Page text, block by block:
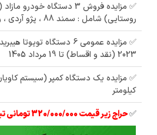
✅ مزایده فروش 3 دستگاه
روستایی) شامل : سمند 88 ، پژو آردی ، وانت پیکان 86
✅ مزایده عمومی 6 دستگاه
2023 (نقد و اقساط) تا 19 مرداد 1405
کیلومتر
✅حراج زیر قیمت 320/000/000 تومانی تیبا 2 مدل 97